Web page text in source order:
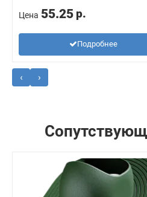
Цена 55.25 р.
Подробнее
‹ ›